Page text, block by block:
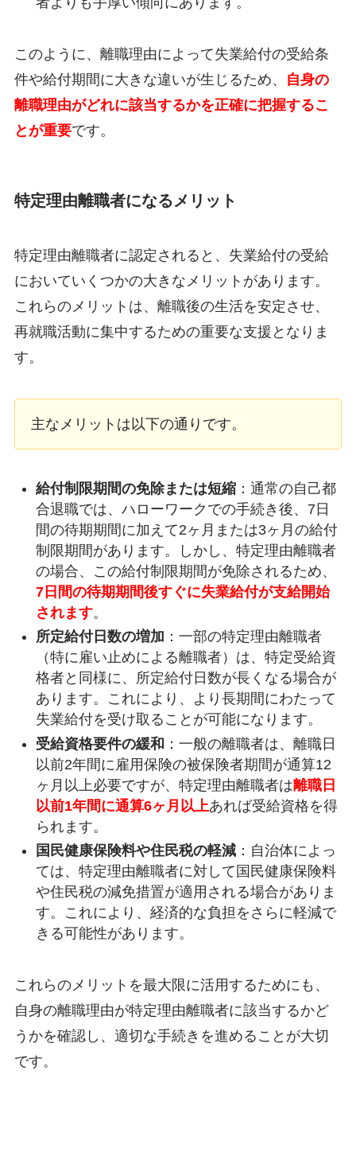
このように、離職理由によって失業給付の受給条
件や給付期間に大きな違いが生じるため、
自身の
離職理由がどれに該当するかを正確に把握するこ
とが重要です。
特定理由離職者になるメリット
特定理由離職者に認定されると、失業給付の受給
においていくつかの大きなメリットがあります。
これらのメリットは、離職後の生活を安定させ、
再就職活動に集中するための重要な支援となりま
す。
主なメリットは以下の通りです。
給付制限期間の免除または短縮：通常の自己都
合退職では、ハローワークでの手続き後、7日
間の待期期間に加えて2ヶ月または3ヶ月の給付
制限期間があります。しかし、特定理由離職者
の場合、この給付制限期間が免除されるため、
7日間の待期期間後すぐに失業給付が支給開始
されます。
所定給付日数の増加 ：一部の特定理由離職者
（特に雇い止めによる離職者）は、特定受給資
格者と同様に、所定給付日数が長くなる場合が
あります。これにより、より長期間にわたって
失業給付を受け取ることが可能になります。
受給資格要件の緩和 ：一般の離職者は、離職日
以前2年間に雇用保険の被保険者期間が通算12
ヶ月以上必要ですが、特定理由離職者は離職日
以前1年間に通算6ヶ月以上あれば受給資格を得
られます。
国民健康保険料や住民税の軽減：自治体によっ
ては、特定理由離職者に対して国民健康保険料
や住民税の減免措置が適用される場合がありま
す。これにより、経済的な負担をさらに軽減で
きる可能性があります。
これらのメリットを最大限に活用するためにも、
自身の離職理由が特定理由離職者に該当するかど
うかを確認し、適切な手続きを進めることが大切
です。